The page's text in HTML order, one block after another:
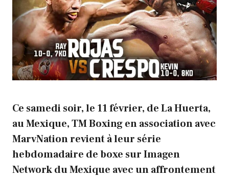
Ce samedi soir, le 11 février, de La Huerta,
au Mexique, TM Boxing en association avec
MarvNation revient à leur série
hebdomadaire de boxe sur Imagen
Network du Mexique avec un affrontement